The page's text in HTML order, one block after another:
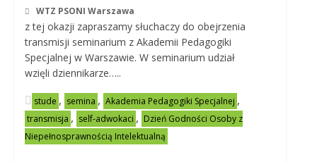
WTZ PSONI Warszawa
z tej okazji zapraszamy słuchaczy do obejrzenia
transmisji seminarium z Akademii Pedagogiki
Specjalnej w Warszawie. W seminarium udział
wzięli dziennikarze…..
stude , semina , Akademia Pedagogiki Specjalnej ,
transmisja , self-adwokaci , Dzień Godności Osoby z
Niepełnosprawnością Intelektualną